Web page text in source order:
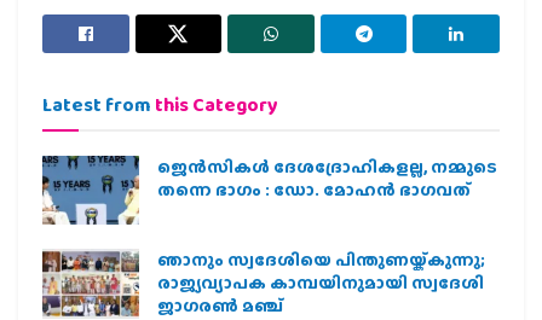
Latest from this Category
ജെന്‍സികള്‍ ദേശദ്രോഹികളല്ല, നമ്മുടെ
തന്നെ ഭാഗം : ഡോ. മോഹന്‍ ഭാഗവത്
ഞാനും സ്വദേശിയെ പിന്തുണയ്ക്കുന്നു;
രാജ്യവ്യാപക കാമ്പയിനുമായി സ്വദേശി
ജാഗരണ്‍ മഞ്ച്